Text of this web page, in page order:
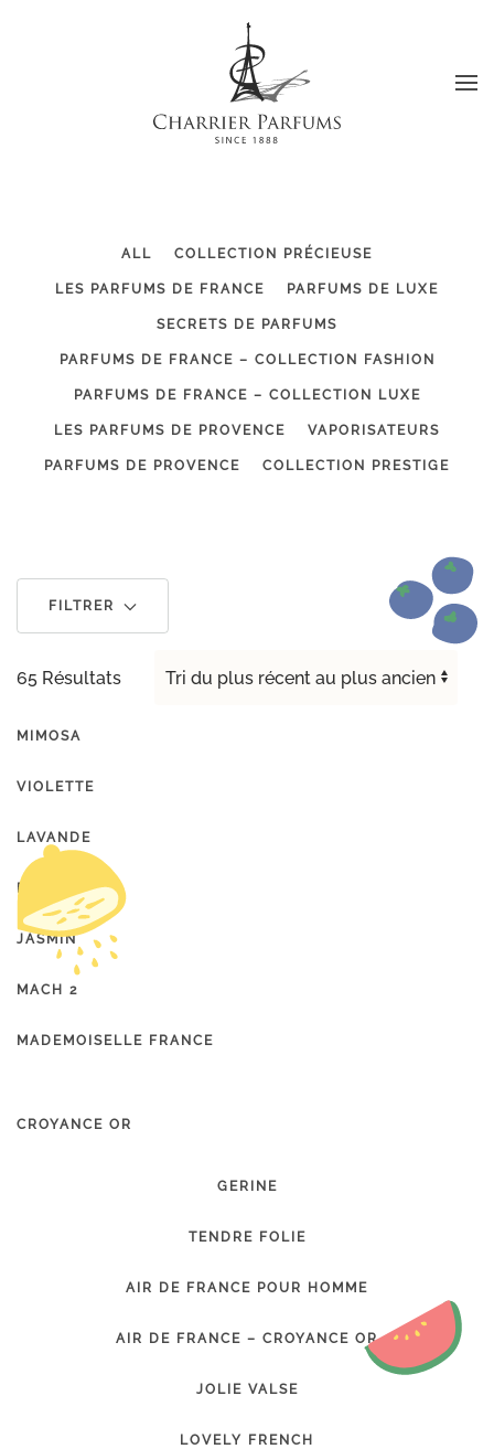
Passer au contenu principal
ALL COLLECTION PRÉCIEUSE
LES PARFUMS DE FRANCE PARFUMS DE LUXE
SECRETS DE PARFUMS
PARFUMS DE FRANCE – COLLECTION FASHION
PARFUMS DE FRANCE – COLLECTION LUXE
LES PARFUMS DE PROVENCE VAPORISATEURS
PARFUMS DE PROVENCE COLLECTION PRESTIGE
FILTRER
65 Résultats
MIMOSA
VIOLETTE
LAVANDE
ROSE
JASMIN
MACH 2
MADEMOISELLE FRANCE
CROYANCE OR
GERINE
TENDRE FOLIE
AIR DE FRANCE POUR HOMME
AIR DE FRANCE – CROYANCE OR
JOLIE VALSE
LOVELY FRENCH